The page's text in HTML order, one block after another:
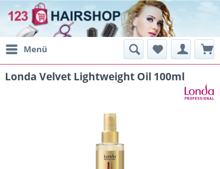
Menü
Londa Velvet Lightweight Oil 100ml